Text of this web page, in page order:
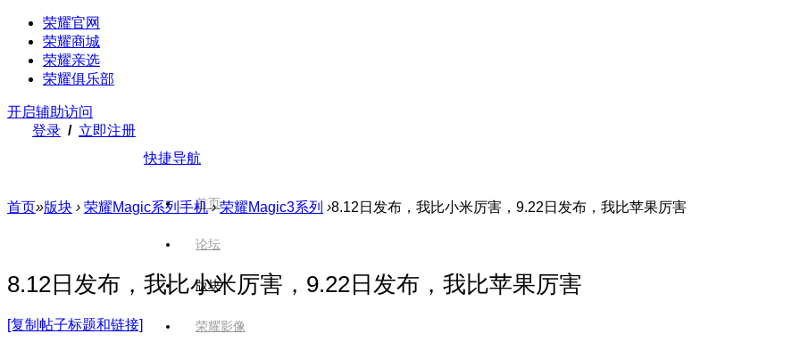
荣耀官网
荣耀商城
荣耀亲选
荣耀俱乐部
开启辅助访问
登录 / 立即注册
快捷导航
首页
论坛
版块
荣耀影像
首页»版块 › 荣耀Magic系列手机 › 荣耀Magic3系列 ›8.12日发布，我比小米厉害，9.22日发布，我比苹果厉害
8.12日发布，我比小米厉害，9.22日发布，我比苹果厉害
[复制帖子标题和链接]